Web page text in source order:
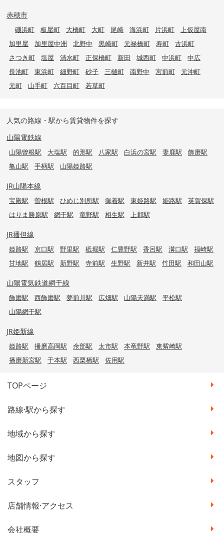
赤穂市
磯浜町 板屋町 大橋町 大町 尾崎 海浜町 片浜町
上仮屋南
加里屋
加里屋中洲 北野中 黒崎町 元禄橋町 寿町
古浜町
さつき町
塩屋 清水町 正保橋町 新田 城西町 中浜町
中広
長池町
東浜町 細野町 砂子 三樋町 南野中 宮前町
元沖町
元町
山手町 六百目町 若草町
人気の路線・駅から賃貸物件を探す
山陽電鉄線
山陽曽根駅 大塩駅 的形駅 八家駅 白浜の宮駅 妻鹿駅
飾磨駅
亀山駅
手柄駅 山陽姫路駅
JR山陽本線
宝殿駅 曽根駅 ひめじ別所駅 御着駅 東姫路駅 姫路駅
英賀保駅
はりま勝原駅
網干駅 竜野駅 相生駅 上郡駅
JR播但線
姫路駅 京口駅 野里駅 砥堀駅 仁豊野駅 香呂駅 溝口駅
福崎駅
甘地駅
鶴居駅 新野駅 寺前駅 生野駅 新井駅 竹田駅 和田山駅
山陽電気鉄道網干線
飾磨駅 西飾磨駅 夢前川駅 広畑駅 山陽天満駅
平松駅
山陽網干駅
JR姫新線
姫路駅 播磨高岡駅 余部駅 太市駅 本竜野駅
東觜崎駅
播磨新宮駅
千本駅 西栗栖駅 佐用駅
TOPページ
路線·駅から探す
地域から探す
地図から探す
スタッフ
店舗情報·アクセス
会社概要